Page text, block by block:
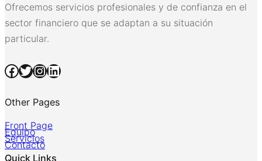
Ofrecemos servicios profesionales y de confianza en el
sector financiero que se adaptan a su situación
particular.
Facebook Twitter InstagramLinkedIn
Other Pages
Front Page
Equipo
Servicios
Contacto
Quick Links